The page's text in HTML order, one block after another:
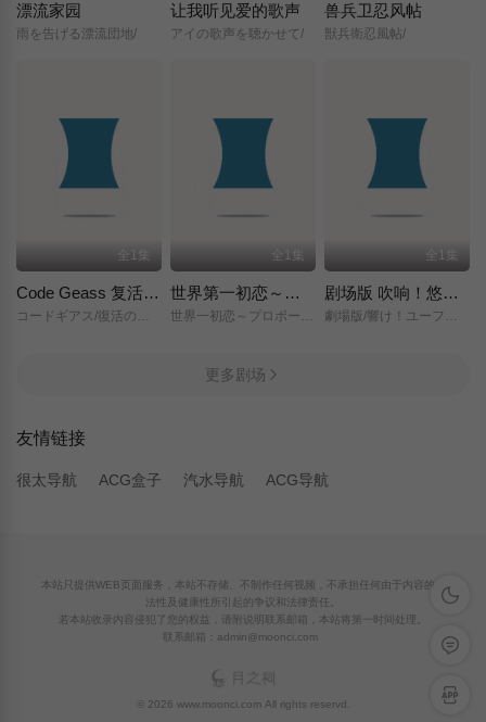
漂流家园
雨を告げる漂流団地/
让我听见爱的歌声
アイの歌声を聴かせて/
兽兵卫忍风帖
獣兵衛忍風帖/
全1集
Code Geass 复活的鲁路修
全1集
世界第一初恋～求婚篇～
全1集
剧场版 吹响！悠风号～想要传达的旋律～
更多剧场
友情链接
很太导航 ACG盒子 汽水导航 ACG导航
深色模
留言反
APP下
本站只提供WEB页面服务，本站不存储、不制作任何视频，不承担任何由于内容的合
法性及健康性所引起的争议和法律责任。
若本站收录内容侵犯了您的权益，请附说明联系邮箱，本站将第一时间处理。
联系邮箱：admin@moonci.com
© 2026 www.moonci.com All rights reservd.